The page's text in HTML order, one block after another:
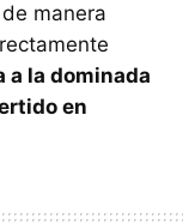
manera
a la dominada
en